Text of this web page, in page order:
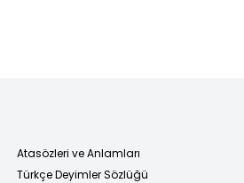
Atasözleri ve Anlamları
Türkçe Deyimler Sözlüğü